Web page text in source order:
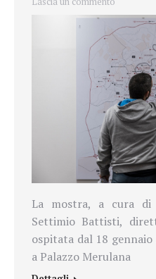
La mostra, a cura
Settimio Battisti,
ospitata dal 18
a Palazzo Merulana